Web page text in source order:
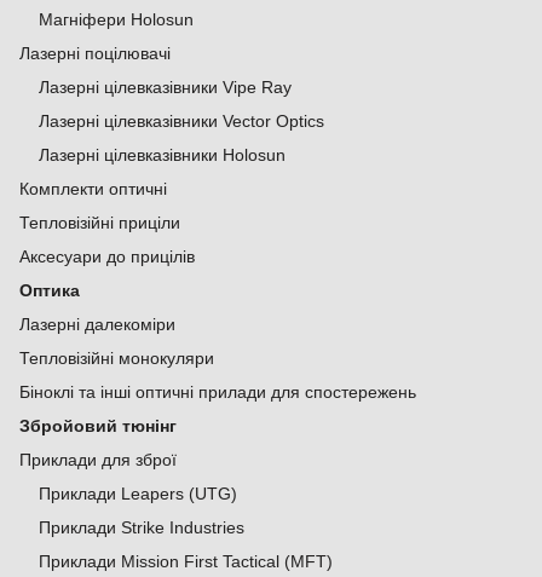
Магніфери Holosun
Лазерні поцілювачі
Лазерні цілевказівники Vipe Ray
Лазерні цілевказівники Vector Optics
Лазерні цілевказівники Holosun
Комплекти оптичні
Тепловізійні приціли
Аксесуари до прицілів
Оптика
Лазерні далекоміри
Тепловізійні монокуляри
Біноклі та інші оптичні прилади для спостережень
Збройовий тюнінг
Приклади для зброї
Приклади Leapers (UTG)
Приклади Strike Industries
Приклади Mission First Tactical (MFT)